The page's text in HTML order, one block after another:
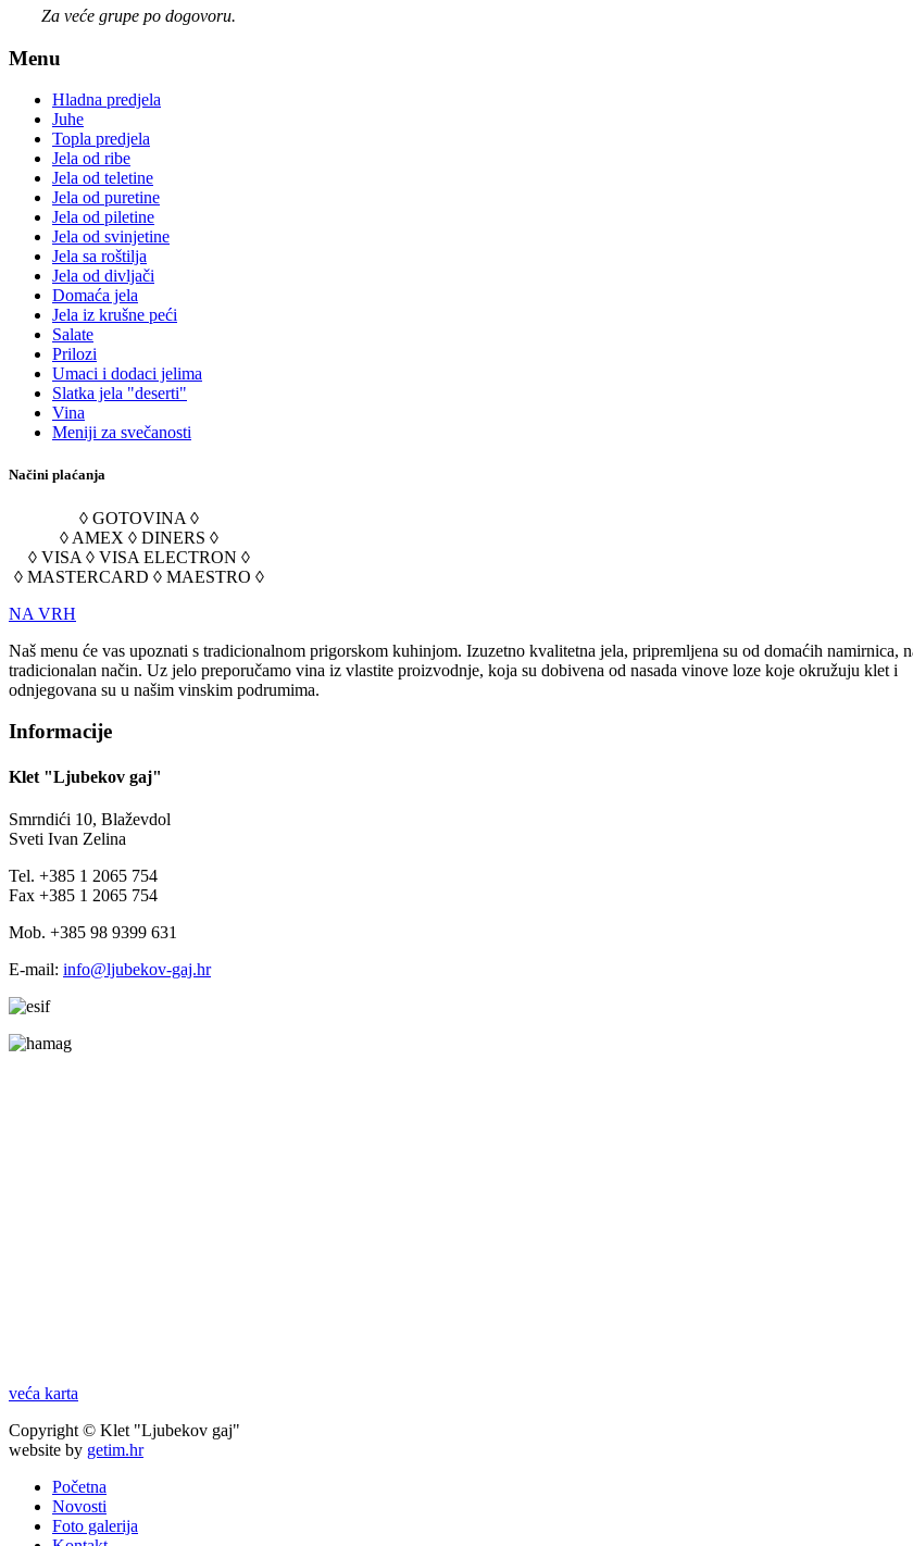
Za veće grupe po dogovoru.
Menu
Hladna predjela
Juhe
Topla predjela
Jela od ribe
Jela od teletine
Jela od puretine
Jela od piletine
Jela od svinjetine
Jela sa roštilja
Jela od divljači
Domaća jela
Jela iz krušne peći
Salate
Prilozi
Umaci i dodaci jelima
Slatka jela "deserti"
Vina
Meniji za svečanosti
Načini plaćanja
◊ GOTOVINA ◊
◊ AMEX ◊ DINERS ◊
◊ VISA ◊ VISA ELECTRON ◊
◊ MASTERCARD ◊ MAESTRO ◊
NA VRH
Naš menu će vas upoznati s tradicionalnom prigorskom kuhinjom. Izuzetno kvalitetna jela, pripremljena su od domaćih namirnica,
tradicionalan način. Uz jelo preporučamo vina iz vlastite proizvodnje, koja su dobivena od nasada vinove loze koje okružuju klet i
odnjegovana su u našim vinskim podrumima.
Informacije
Klet "Ljubekov gaj"
Smrndići 10, Blaževdol
Sveti Ivan Zelina
Tel. +385 1 2065 754
Fax +385 1 2065 754
Mob. +385 98 9399 631
E-mail: info@ljubekov-gaj.hr
veća karta
Copyright © Klet "Ljubekov gaj"
website by getim.hr
Početna
Novosti
Foto galerija